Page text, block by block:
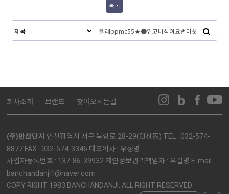
목록
회사소개 브랜드 찾아오시는길
(주)반찬단지 인천광역시 서구 북항로 28-29(원창동) TEL : 032-574-
8877 FAX : 032-574-3346 대표이사 : 우성명
사업자등록번호 : 137-86-39932 개인정보관리책임자 : 우길명 E-mail :
banchandanji1@naver.com
COPY RIGHT 1983 BANCHANDANJI. ALL RIGHT RESERVED